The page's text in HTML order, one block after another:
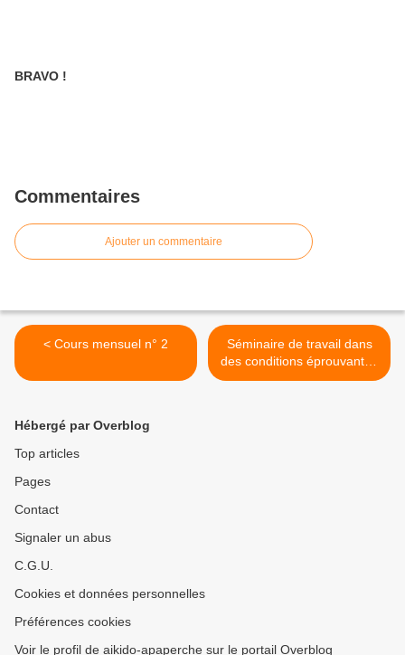
BRAVO !
Commentaires
Ajouter un commentaire
< Cours mensuel n° 2
Séminaire de travail dans
des conditions éprouvantes
>
Hébergé par Overblog
Top articles
Pages
Contact
Signaler un abus
C.G.U.
Cookies et données personnelles
Préférences cookies
Voir le profil de aikido-apaperche sur le portail Overblog